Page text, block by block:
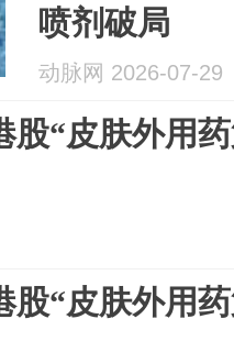
喷剂破局
动脉网 2026-07-29
股“皮肤外用
股“皮肤外用